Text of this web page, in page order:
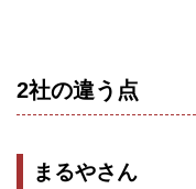
2社の違う点
まるやさん